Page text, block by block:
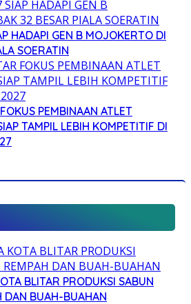
HADAPI GEN B MOJOKERTO DI
SOERATIN
PEMBINAAN ATLET
TAMPIL LEBIH KOMPETITIF DI
BLITAR PRODUKSI SABUN
DAN BUAH-BUAHAN